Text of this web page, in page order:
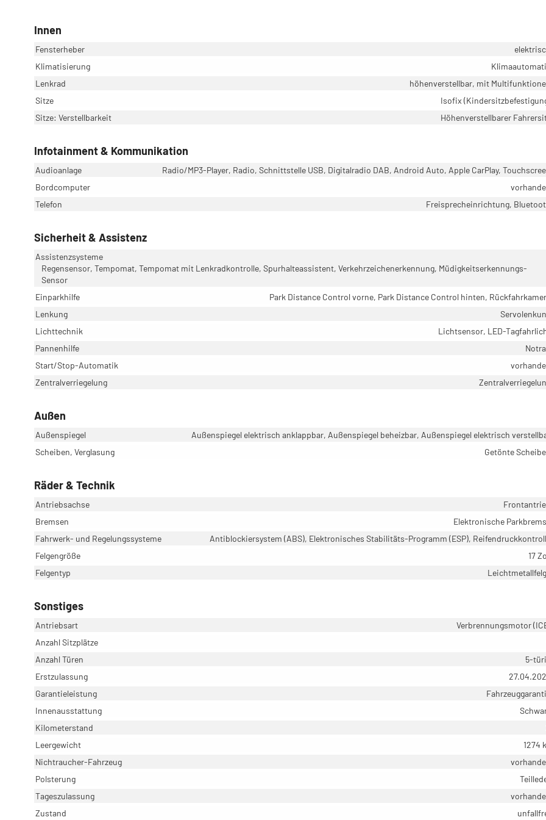
Innen
Fensterheber
Klimatisierung
Lenkrad
höhenverstellbar, mit
Sitze
Isofix
Sitze: Verstellbarkeit
Höhenverstellbarer
Infotainment & Kommunikation
Audioanlage
Radio/MP3-Player, Radio, Schnittstelle USB, Digitalradio DAB, Android Auto, Apple CarPlay,
Bordcomputer
Telefon
Freisprecheinrichtung,
Sicherheit & Assistenz
Assistenzsysteme
Regensensor, Tempomat, Tempomat mit Lenkradkontrolle, Spurhalteassistent, Verkehrzeichenerkennung, Müdigkeitserkennungs-
Sensor
Einparkhilfe
Park Distance Control vorne, Park Distance Control hinten,
Lenkung
Lichttechnik
Lichtsensor, LED-
Pannenhilfe
Start/Stop-Automatik
Zentralverriegelung
Außen
Außenspiegel
Außenspiegel elektrisch anklappbar, Außenspiegel beheizbar, Außenspiegel elektrisch
Scheiben, Verglasung
Getönte
Räder & Technik
Antriebsachse
Bremsen
Elektronische
Fahrwerk- und Regelungssysteme
Antiblockiersystem (ABS), Elektronisches Stabilitäts-Programm (ESP),
Felgengröße
17
Felgentyp
Sonstiges
Antriebsart
Verbrennungsmotor
Anzahl Sitzplätze
Anzahl Türen
5-
Erstzulassung
Garantieleistung
Innenausstattung
Kilometerstand
Leergewicht
1274
Nichtraucher-Fahrzeug
Polsterung
Tageszulassung
Zustand